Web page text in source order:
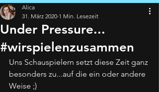
Under Pressure...
#wirspielenzusammen
Alica
31. März 2020 1 Min. Lesezeit
Uns Schauspielern setzt diese Zeit ganz
besonders zu...auf die ein oder andere
Weise ;)